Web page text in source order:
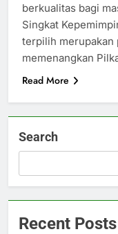
berkualitas bagi
Singkat
terpilih merupakan
memenangkan
Read More
Search
Recent Posts